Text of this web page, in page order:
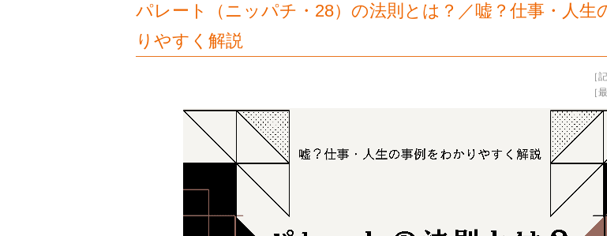
パレート（ニッパチ・28）の法則とは？／嘘？仕事・人生
りやすく解説
［
［